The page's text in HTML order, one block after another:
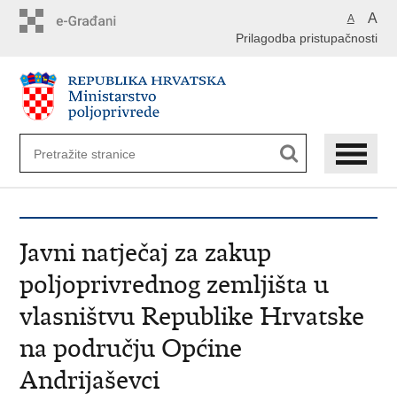
A A
Prilagodba pristupačnosti
Javni natječaj za zakup
poljoprivrednog zemljišta u
vlasništvu Republike Hrvatske
na području Općine
Andrijaševci